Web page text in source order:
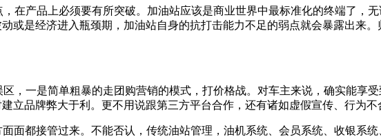
在产品上必须要有所突破。加油站应该是商业世界中最标准化的终端了，
或是经济进入瓶颈期，加油站自身的抗打击能力不足的弱点就会暴露出来
，一是简单粗暴的走团购营销的模式，打价格战。对车主来说，确实能享
立品牌弊大于利。更不用说跟第三方平台合作，还有诸如虚假宣传、行为不
面都接管过来。不能否认，传统油站管理，油机系统、会员系统、收银系